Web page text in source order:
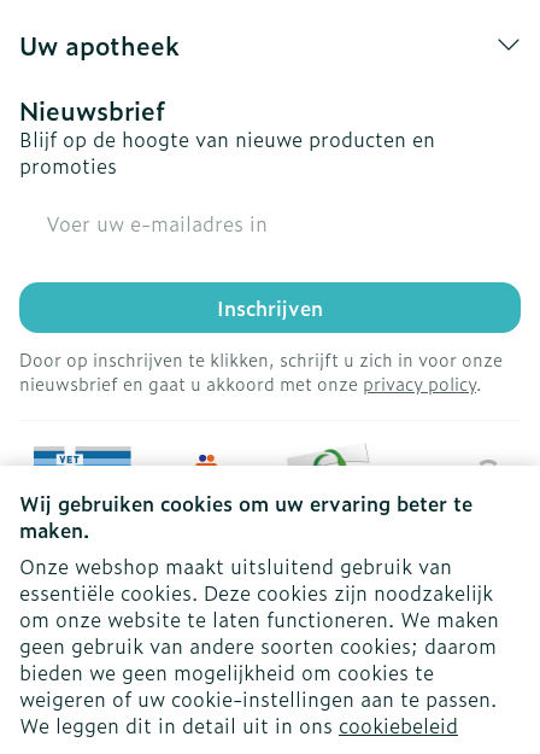
Wij gebruiken cookies om uw ervaring beter te
maken.
Onze webshop maakt uitsluitend gebruik van
essentiële cookies. Deze cookies zijn noodzakelijk
om onze website te laten functioneren. We maken
geen gebruik van andere soorten cookies; daarom
bieden we geen mogelijkheid om cookies te
weigeren of uw cookie-instellingen aan te passen.
We leggen dit in detail uit in ons cookiebeleid
Uw apotheek
Nieuwsbrief
Blijf op de hoogte van nieuwe producten en
promoties
Inschrijven
Door op inschrijven te klikken, schrijft u zich in voor onze
nieuwsbrief en gaat u akkoord met onze privacy policy.
Juridische links